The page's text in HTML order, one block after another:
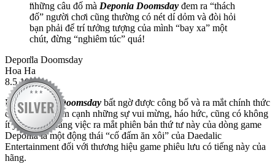
những câu đố mà Deponia Doomsday đem ra “thách
đố” người chơi cũng thường có nét dí dỏm và đòi hỏi
bạn phải để trí tưởng tượng của mình “bay xa” một
chút, đừng “nghiêm túc” quá!
Deponia Doomsday
Hoa Ha
8.5 10
KhiDeponia Doomsday bất ngờ được công bố và ra mắt chính thức
chóng vánh, bên cạnh những sự vui mừng, háo hức, cũng có không
ít ý kiến cho rằng việc ra mắt phiên bản thứ tư này của dòng game
Deponia là một động thái “cố đấm ăn xôi” của Daedalic
Entertainment đối với thương hiệu game phiêu lưu có tiếng này của
hãng.